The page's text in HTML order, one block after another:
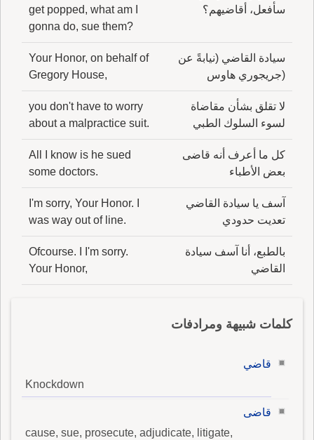
سأفعل، أقاضيهم؟
get popped, what am I
gonna do, sue them?
سيادة القاضي (نيابةً عن
(جريجوري هاوس
Your Honor, on behalf of
Gregory House,
لا تقلق بشأن مقاضاة
لسوء السلوك الطبي
you don't have to worry
about a malpractice suit.
كل ما أعرف أنه قاضى
بعض الأطباء
All I know is he sued
some doctors.
آسف يا سيادة القاضي
تعديت حدودي
I'm sorry, Your Honor. I
was way out of line.
بالطبع، أنا آسف سيادة
القاضي
Ofcourse. I I'm sorry.
Your Honor,
كلمات شبيهة ومرادفات
قاضي
Knockdown
قاضى
cause, sue, prosecute, adjudicate, litigate,